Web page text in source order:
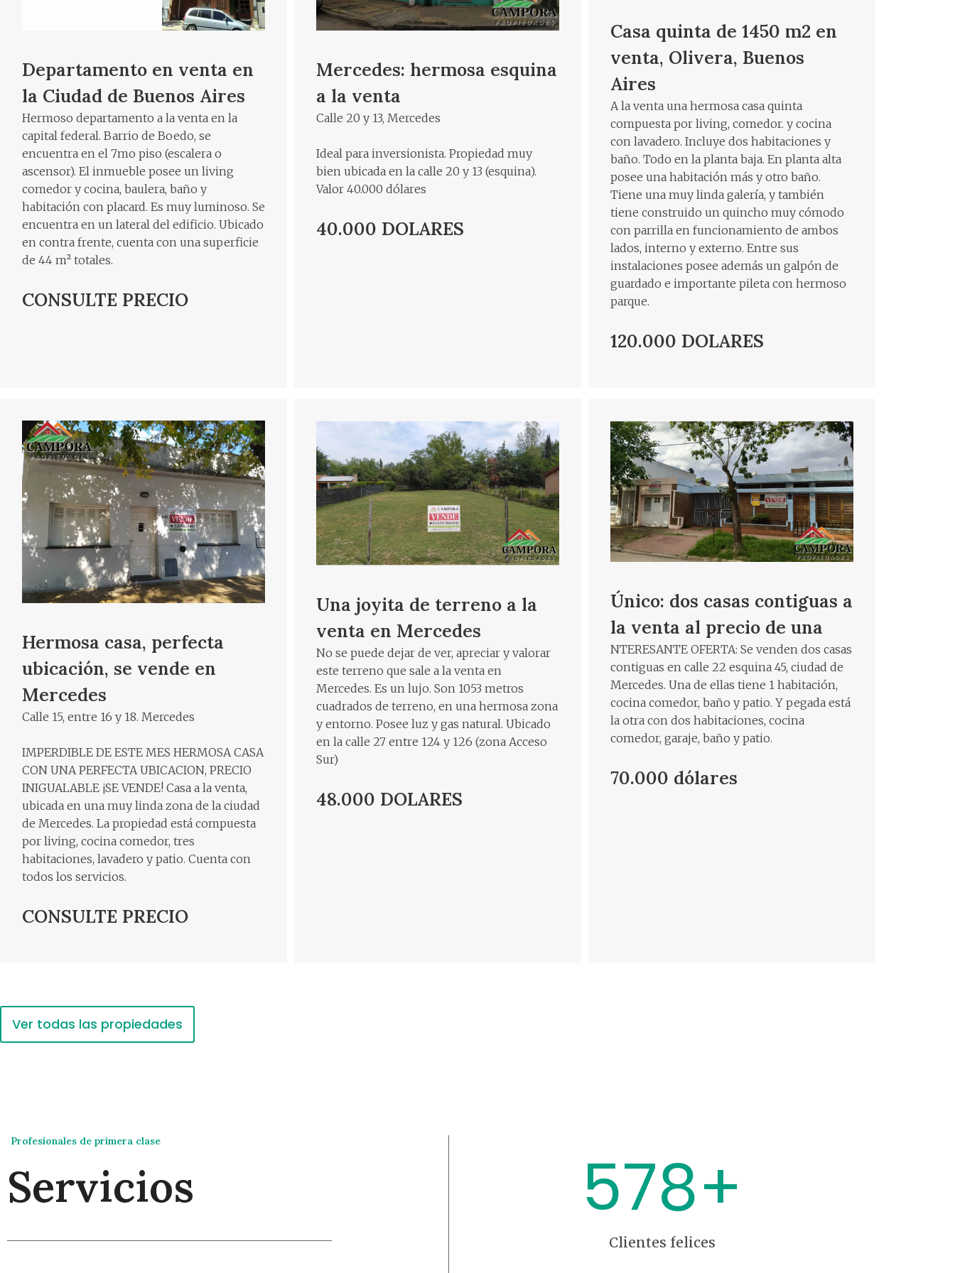
Departamento en venta en
la Ciudad de Buenos Aires
Hermoso departamento a la venta en la
capital federal. Barrio de Boedo, se
encuentra en el 7mo piso (escalera o
ascensor). El inmueble posee un living
comedor y cocina, baulera, baño y
habitación con placard. Es muy luminoso. Se
encuentra en un lateral del edificio. Ubicado
en contra frente, cuenta con una superficie
de 44 m² totales.
CONSULTE PRECIO
Mercedes: hermosa esquina
a la venta
Calle 20 y 13, Mercedes
Ideal para inversionista. Propiedad muy
bien ubicada en la calle 20 y 13 (esquina).
Valor 40.000 dólares
40.000 DOLARES
Casa quinta de 1450 m2 en
venta, Olivera, Buenos
Aires
A la venta una hermosa casa quinta
compuesta por living, comedor. y cocina
con lavadero. Incluye dos habitaciones y
baño. Todo en la planta baja. En planta alta
posee una habitación más y otro baño.
Tiene una muy linda galería, y también
tiene construido un quincho muy cómodo
con parrilla en funcionamiento de ambos
lados, interno y externo. Entre sus
instalaciones posee además un galpón de
guardado e importante pileta con hermoso
parque.
120.000 DOLARES
Hermosa casa, perfecta
ubicación, se vende en
Mercedes
Calle 15, entre 16 y 18. Mercedes
IMPERDIBLE DE ESTE MES HERMOSA CASA
CON UNA PERFECTA UBICACION, PRECIO
INIGUALABLE ¡SE VENDE! Casa a la venta,
ubicada en una muy linda zona de la ciudad
de Mercedes. La propiedad está compuesta
por living, cocina comedor, tres
habitaciones, lavadero y patio. Cuenta con
todos los servicios.
CONSULTE PRECIO
Una joyita de terreno a la
venta en Mercedes
No se puede dejar de ver, apreciar y valorar
este terreno que sale a la venta en
Mercedes. Es un lujo. Son 1053 metros
cuadrados de terreno, en una hermosa zona
y entorno. Posee luz y gas natural. Ubicado
en la calle 27 entre 124 y 126 (zona Acceso
Sur)
48.000 DOLARES
Único: dos casas contiguas a
la venta al precio de una
NTERESANTE OFERTA: Se venden dos casas
contiguas en calle 22 esquina 45, ciudad de
Mercedes. Una de ellas tiene 1 habitación,
cocina comedor, baño y patio. Y pegada está
la otra con dos habitaciones, cocina
comedor, garaje, baño y patio.
70.000 dólares
Ver todas las propiedades
Profesionales de primera clase
Servicios
Clientes felices
578+